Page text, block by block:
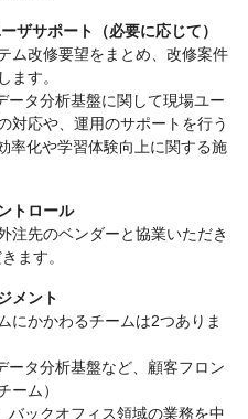
ザサポート（必要に応じて）
ム改修要望をまとめ、改修案件
ます。
ータ分析基盤に関して現場ユー
対応や、運用のサポートを行う
率化や学習体験向上に関する施
トロール
注先のベンダーと協業いただき
ます。
メント
にかかわるチームは2つありま
ータ分析基盤など、顧客フロン
ーム）
バックオフィス領域の業務を中